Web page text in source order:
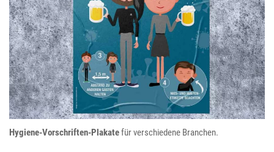
verschiedene Branchen
Hygiene-Vorschriften-Plakatefür verschiedene Branchen.